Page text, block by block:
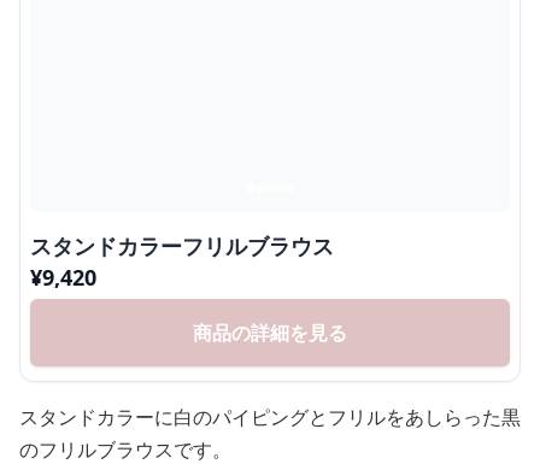
スタンドカラーフリルブラウス
¥9,420
商品の詳細を見る
スタンドカラーに白のパイピングとフリルをあしらった黒
のフリルブラウスです。